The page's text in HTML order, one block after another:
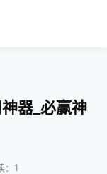
器_必赢神
：1